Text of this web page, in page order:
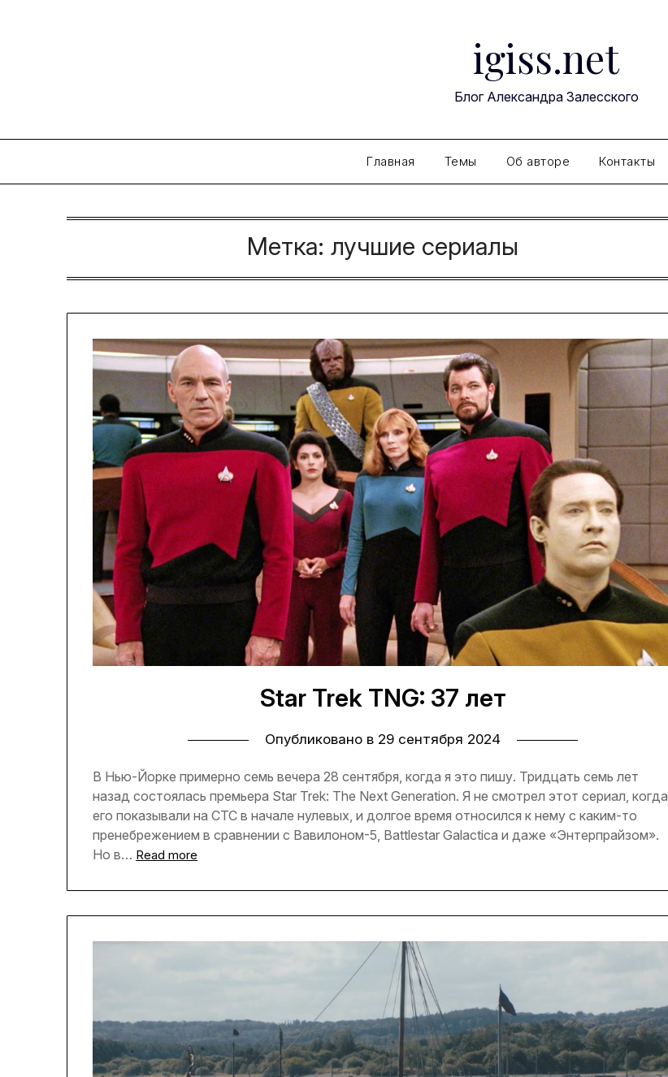
igiss.net
Блог Александра Залесского
Главная Темы Об авторе Контакты
Метка:лучшие сериалы
Star Trek TNG: 37 лет
Опубликовано в 29 сентября 2024
В Нью-Йорке примерно семь вечера 28 сентября, когда я это пишу. Тридцать семь лет
назад состоялась премьера Star Trek: The Next Generation. Я не смотрел этот сериал, когда
его показывали на СТС в начале нулевых, и долгое время относился к нему с каким-то
пренебрежением в сравнении с Вавилоном-5, Battlestar Galactica и даже «Энтерпрайзом».
Но в… Read more